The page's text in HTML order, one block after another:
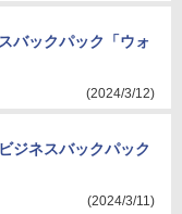
バックパック「ウォ
(2024/3/12)
ジネスバックパック
(2024/3/11)